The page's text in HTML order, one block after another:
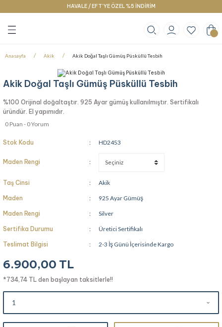
HAVALE / EFT’YE ÖZEL %5 İNDİRİM
Geri Dön
Geri Dön
Geri Dön
Anasayfa Akik Akik Doğal Taşlı Gümüş Püsküllü Tesbih
Akik Doğal Taşlı Gümüş Püsküllü Tesbih
%100 Orijinal doğaltaştır. 925 Ayar gümüş kullanılmıştır. Sertifikalı
üründür. El yapımıdır.
0 Puan - 0 Yorum
Stok Kodu HD2453
Maden Rengi
Taş Cinsi Akik
Maden 925 Ayar Gümüş
Maden Rengi Silver
Sertifika Durumu Üretici Sertifikalı
Teslimat Bilgisi 2-3 İş Günü İçerisinde Kargo
6.900,00 TL
*734,74 TL den başlayan taksitlerle!!